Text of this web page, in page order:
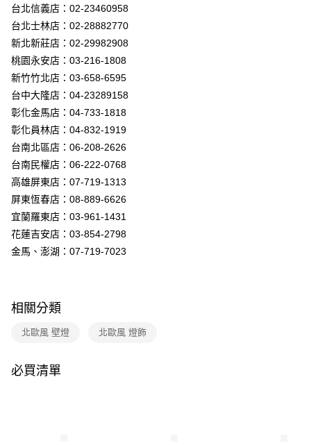
悠遊付
Google Pay
全盈+PAY
AFTEE先享後付
相關說明
【關於「AFTEE先享後付」】
AFTEE先享後付是「在收到商品之後才付款」的支付方式。 讓您購物簡單
便利好安心！
１．簡單：不需註冊會員、不需綁卡、不需儲值。
３．安心：先確認商品／服務後，再付款。
【「AFTEE先享後付」結帳流程】
１．於結帳方式選擇「AFTEE先享後付」後，將跳轉至「AFTEE先享後付」
結帳頁面，進行簡訊認證並確認金額後，即可完成結帳。
２．訂單成立數日內，您將收到繳費通知簡訊。
後付繳納相關費用。
是否繳費成功／繳費後需取消欲退款等相關疑問，請聯繫「AFTEE先享後付
【注意事項】
ATM付款
運送方式
新竹貨運宅配
台北信義店：02-23460958
台北士林店：02-28882770
新北新莊店：02-29982908
桃園永安店：03-216-1808
新竹竹北店：03-658-6595
台中大隆店：04-23289158
彰化金馬店：04-733-1818
彰化員林店：04-832-1919
台南北區店：06-208-2626
台南民權店：06-222-0768
高雄屏東店：07-719-1313
屏東恆春店：08-889-6626
宜蘭羅東店：03-961-1431
花蓮吉安店：03-854-2798
金馬、澎湖：07-719-7023
相關分類
北歐風 壁燈 北歐風 燈飾
必買清單